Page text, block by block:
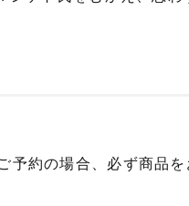
約の場合、必ず商品を